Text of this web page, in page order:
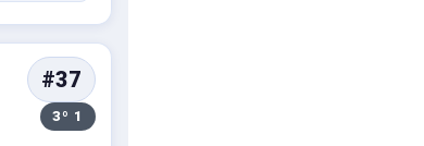
#37
3º 1